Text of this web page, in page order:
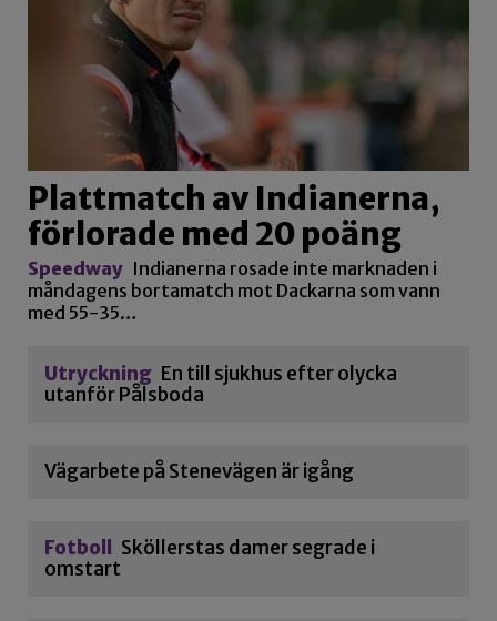
Plattmatch av Indianerna,
förlorade med 20 poäng
Speedway Indianerna rosade inte marknaden i
måndagens bortamatch mot Dackarna som vann
med 55-35…
Utryckning En till sjukhus efter olycka
utanför Pålsboda
Vägarbete på Stenevägen är igång
Fotboll
Sköllerstas damer segrade i
omstart